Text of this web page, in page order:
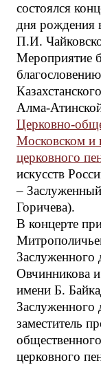
состоялся
дня рождения
П.И.
​Мероприятие
Алма-
Церковно-
Московском и
церковного
искусств
–
Горичева).
В концерте
Заслуженного
Овчинникова и
имени Б.
Заслуженного
заместитель
церковного